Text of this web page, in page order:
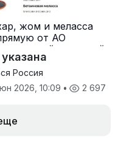
жом и меласса
от АО
сахарный
Россия
2026, 10:09 • 2 697